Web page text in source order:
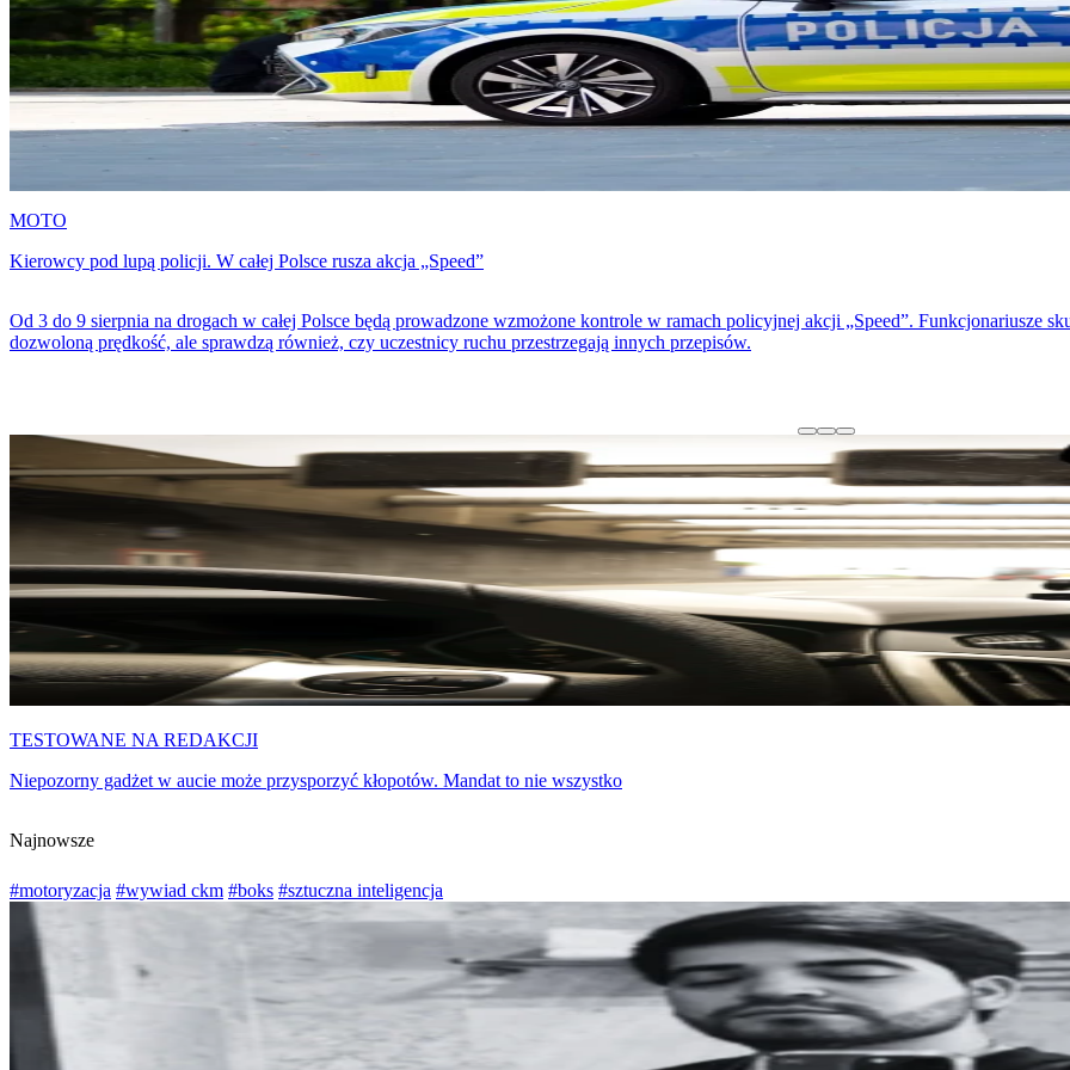
SPORT
Łukasz Fabiański zakończył karierę. "Niektóre pożegnania są trudniejsze od innych"
Łukasz Fabiański oficjalnie zakończył piłkarską karierę. 41-letni były reprezentant Polski poinformował o swojej decyzji w mediach
Choć schodzi z boiska, nie zamierza całkowicie rozstawać się z futbolem.
TESTOWANE NA REDAKCJI
Niepozorny gadżet w aucie może przysporzyć kłopotów. Mandat to nie wszystko
Najnowsze
#motoryzacja #wywiad ckm #boks #sztuczna inteligencja